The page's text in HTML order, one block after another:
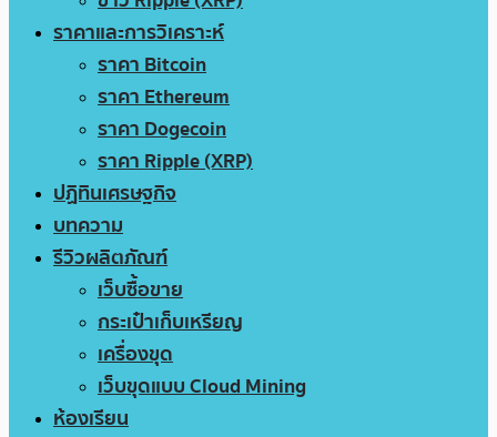
ราคาและการวิเคราะห์
ราคา Bitcoin
ราคา Ethereum
ราคา Dogecoin
ราคา Ripple (XRP)
ปฏิทินเศรษฐกิจ
บทความ
รีวิวผลิตภัณฑ์
เว็บซื้อขาย
กระเป๋าเก็บเหรียญ
เครื่องขุด
เว็บขุดแบบ Cloud Mining
ห้องเรียน